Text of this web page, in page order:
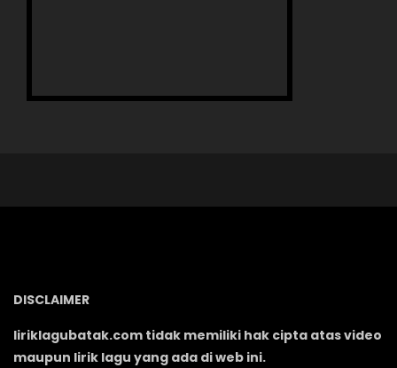
DISCLAIMER
liriklagubatak.com tidak memiliki hak cipta atas video
maupun lirik lagu yang ada di web ini.